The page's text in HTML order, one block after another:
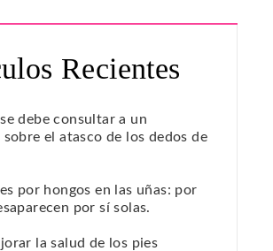
Recientes
debe consultar a un
el atasco de los dedos de
por hongos en las uñas: por
por sí solas.
la salud de los pies